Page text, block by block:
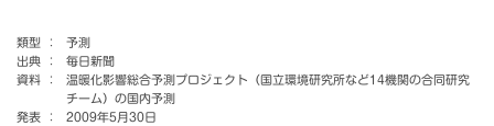
類型 ：
予測
出典 ：
毎日新聞
資料 ：
温暖化影響総合予測プロジェクト（国立環境研究所など14機関の合同研究
チーム）の国内予測
発表 ：
2009年5月30日